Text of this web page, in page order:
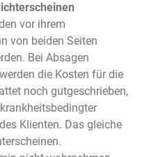
vor ihrem
von beiden Seiten
Bei Absagen
die Kosten für die
noch gutgeschrieben,
Klienten. Das gleiche